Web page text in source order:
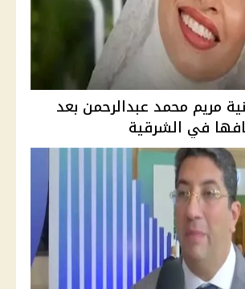
مريم محمد عبدالرحمن بعد
في الشرقية